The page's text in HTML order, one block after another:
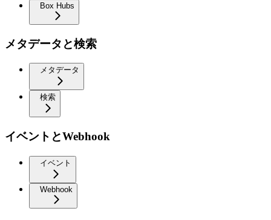
Box Hubs
メタデータと検索
メタデータ
検索
イベントとWebhook
イベント
Webhook